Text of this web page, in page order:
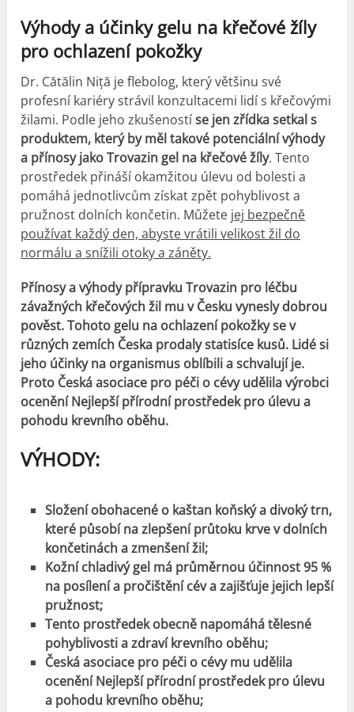
Výhody a účinkygelu na křečové žíly
pro ochlazení pokožky
Dr. Cătălin Niță je flebolog, který většinu své
profesní kariéry strávil konzultacemi lidí s křečovými
žilami. Podle jeho zkušenostíse jen zřídka setkal s
produktem, který by měl takové potenciální výhody
a přínosy jako Trovazin gel na křečové žíly. Tento
prostředek přináší okamžitou úlevu od bolesti a
pomáhá jednotlivcům získat zpět pohyblivost a
pružnost dolních končetin. Můžete jej bezpečně
používat každý den, abyste vrátili velikost žil do
normálu a snížili otoky a záněty.
Přínosy a výhody přípravku Trovazin pro léčbu
závažných křečových žil mu v Česku vynesly dobrou
pověst.Tohoto gelu na ochlazení pokožky se v
různých zemích Česka prodaly statisíce kusů. Lidé si
jeho účinky na organismus oblíbili a schvalují je.
Proto Česká asociace pro péči o cévy udělila výrobci
ocenění Nejlepší přírodní prostředek pro úlevu a
pohodu krevního oběhu.
VÝHODY:
Složení obohacené o kaštan koňský a divoký trn,
které působí na zlepšení průtoku krve v dolních
končetinách a zmenšení žil;
Kožní chladivý gel má průměrnou účinnost 95 %
na posílení a pročištění cév a zajišťuje jejich lepší
pružnost;
Tento prostředek obecně napomáhá tělesné
pohyblivosti a zdraví krevního oběhu;
Česká asociace pro péči o cévy mu udělila
ocenění Nejlepší přírodní prostředek pro úlevu
a pohodu krevního oběhu;